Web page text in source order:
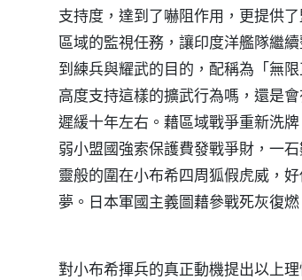
支持度，達到了嚇阻作用，更提供
區域的監視任務，讓印度洋艦隊繼
到練兵與耀武的目的，配稱為「無
高度支持這樣的擴武行為嗎，還是
遲緩十年左右。藉區域戰爭重新洗
弱小盟國強索保護費發戰爭財，一
靈般的圍在小布希四周狐假虎威，
夢。日本軍國主義圖藉參戰死灰復
對小布希揮兵的真正動機提出以上